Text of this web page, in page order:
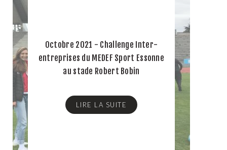
Octobre 2021 - Challenge Inter-
entreprises du MEDEF Sport Essonne
au stade Robert Bobin
LIRE LA SUITE